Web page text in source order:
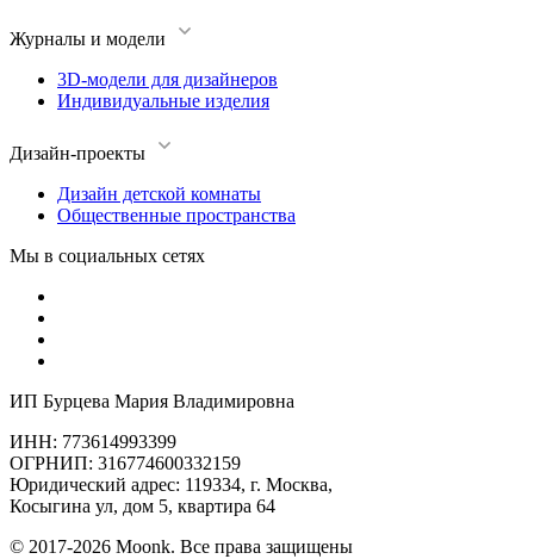
Журналы и модели
3D-модели для дизайнеров
Индивидуальные изделия
Дизайн-проекты
Дизайн детской комнаты
Общественные пространства
Мы в социальных сетях
ИП Бурцева Мария Владимировна
ИНН: 773614993399
ОГРНИП: 316774600332159
Юридический адрес: 119334, г. Москва,
Косыгина ул, дом 5, квартира 64
© 2017-2026 Moonk. Все права защищены